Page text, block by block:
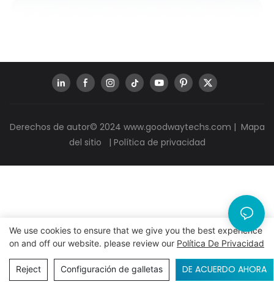
Derechos de autor© 2024 www.goodwaytechs.com | Mapa
del sitio
| Política de privacidad
We use cookies to ensure that we give you the best experience
on and off our website. please review our Política De Privacidad
Reject Configuración de galletas DE ACUERDO AHORA